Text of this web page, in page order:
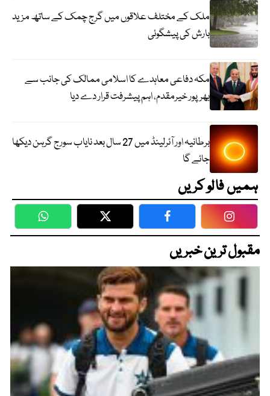
ملک کے مختلف علاقوں میں گرج چمک کے ساتھ مزید
بارش کی پیشگوئی
مکہ دفاعی معاہدے کا اسلامی ممالک کی جانب سے
بھرپور خیرمقدم، اہم پیشرفت قرار دے دیا
برطانیہ اور آئرلینڈ میں 27 سال بعد نایاب سورج گرہن دیکھا
جائے گا
ہمیں فالو کریں
WhatsApp Twitter Facebook
مقبول ترین خبریں